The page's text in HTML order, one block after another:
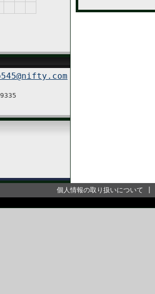
個人情報の取り扱いについて